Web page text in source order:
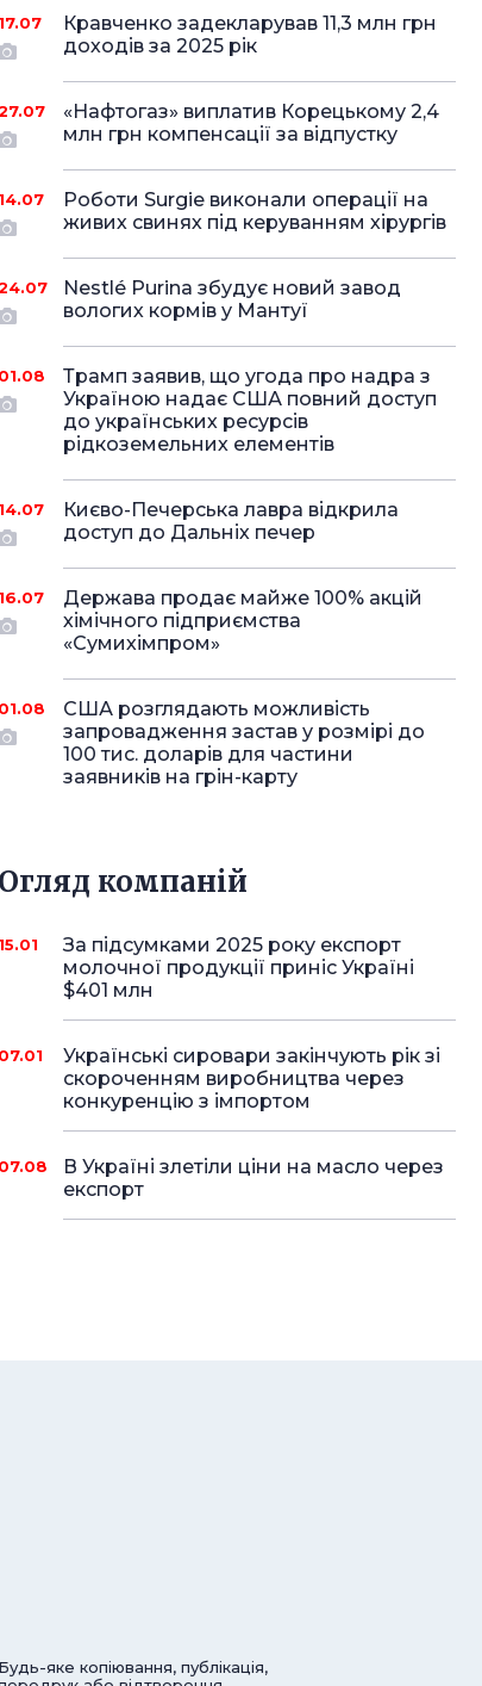
17.07
Кравченко задекларував 11,3 млн грн
доходів за 2025 рік
«Нафтогаз» виплатив Корецькому 2,4
млн грн компенсації за відпустку
14.07
Роботи Surgie виконали операції на
живих свинях під керуванням хірургів
Nestlé Purina збудує новий завод
вологих кормів у Мантуї
01.08
Трамп заявив, що угода про надра з
Україною надає США повний доступ
до українських ресурсів
рідкоземельних елементів
14.07
Києво-Печерська лавра відкрила
доступ до Дальніх печер
16.07
Держава продає майже 100% акцій
хімічного підприємства
«Сумихімпром»
01.08
США розглядають можливість
запровадження застав у розмірі до
100 тис. доларів для частини
заявників на грін-карту
Огляд компаній
15.01
За підсумками 2025 року експорт
молочної продукції приніс Україні
$401 млн
07.01
Українські сировари закінчують рік зі
скороченням виробництва через
конкуренцію з імпортом
07.08
В Україні злетіли ціни на масло через
експорт
Будь-яке копіювання, публікація,